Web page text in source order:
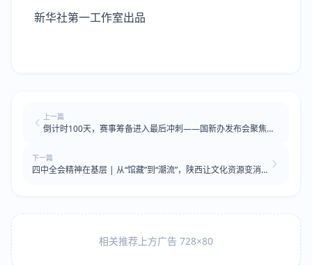
新华社第一工作室出品
上一篇
倒计时100天，赛事筹备进入最后冲刺——国新办发布会聚焦亚
下一篇
四中全会精神在基层 | 从“馆藏”到“潮流”，陕西让文化资源变消
相关推荐上方广告 728×80